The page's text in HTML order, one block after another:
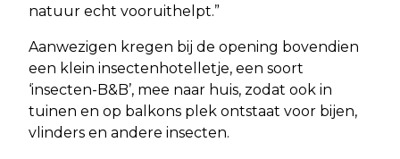
natuur echt vooruithelpt.”
Aanwezigen kregen bij de opening bovendien
een klein insectenhotelletje, een soort
‘insecten-B&B’, mee naar huis, zodat ook in
tuinen en op balkons plek ontstaat voor bijen,
vlinders en andere insecten.